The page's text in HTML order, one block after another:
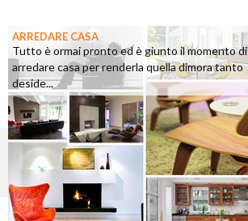
ARREDARE CASA
Tutto è ormai pronto ed è giunto il momento di
arredare casa per renderla quella dimora tanto
deside...
©2026 - casapratica.org - p.iva 03338800984